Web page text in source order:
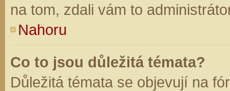
na tom, zdali vám to
Nahoru
Co to jsou důležitá témata?
Důležitá témata se objevují na